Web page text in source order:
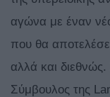
αγώνα με έναν
που θα
αλλά και
Σύμβουλος της